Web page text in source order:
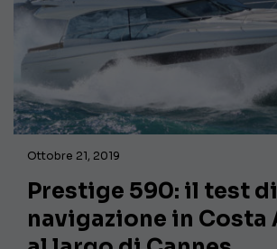
Ottobre 21, 2019
Prestige 590: il test di
navigazione in Costa